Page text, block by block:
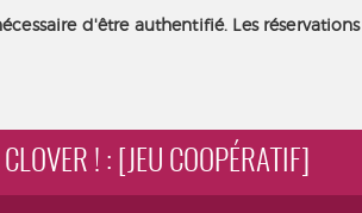
d'être authentifié. Les
! : [JEU COOPÉRATIF]